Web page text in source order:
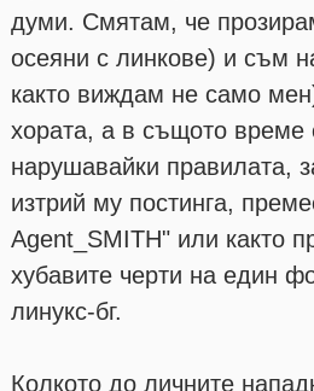
думи. Смятам, че
осеяни с линкове) и съм
както виждам не само
хората, а в същото
нарушавайки правилата,
изтрий му постинга,
Agent_SMITH" или както
хубавите черти на един
линукс-бг.
Колкото до личните